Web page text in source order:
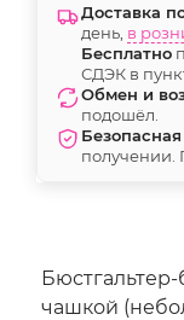
Доставка
день, в
Бесплатно
СДЭК в
Обмен и
подошёл.
получении.
чашкой